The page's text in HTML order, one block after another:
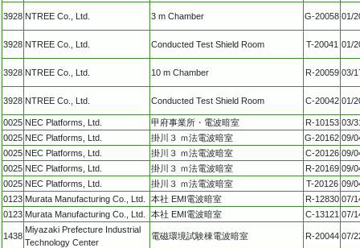
3928 NTREE Co., Ltd. 3 m Chamber G-20058 01/
3928 NTREE Co., Ltd. Conducted Test Shield Room T-20041 01/
3928 NTREE Co., Ltd. 10 m Chamber R-20059 03/
3928 NTREE Co., Ltd. Conducted Test Shield Room C-20042 01/
0025 NEC Platforms, Ltd. 甲府事業所・電波暗室 R-10153 03/
0025 NEC Platforms, Ltd. 掛川３ ｍ法電波暗室 G-20162 09/
0025 NEC Platforms, Ltd. 掛川３ ｍ法電波暗室 C-20126 09/
0025 NEC Platforms, Ltd. 掛川３ ｍ法電波暗室 R-20169 09/
0025 NEC Platforms, Ltd. 掛川３ ｍ法電波暗室 T-20126 09/
0123 Murata Manufacturing Co., Ltd. 本社 EMI電波暗室 R-12830 07/
0123 Murata Manufacturing Co., Ltd. 本社 EMI電波暗室 C-13121 07/
1438
Miyazaki Prefecture Industrial
Technology Center
電磁環境試験棟電波暗室 R-20044 07/